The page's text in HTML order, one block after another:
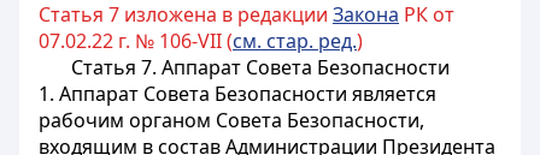
Статья 7 изложена в редакции Закона РК от
07.02.22 г. № 106-VII (см. стар. ред.)
Статья 7. Аппарат Совета Безопасности
1. Аппарат Совета Безопасности является
рабочим органом Совета Безопасности,
входящим в состав Администрации Президента